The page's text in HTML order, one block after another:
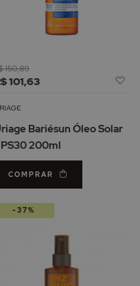
101,63
150,89
Bariésun Óleo Solar
200ml
COMPRAR
-37%